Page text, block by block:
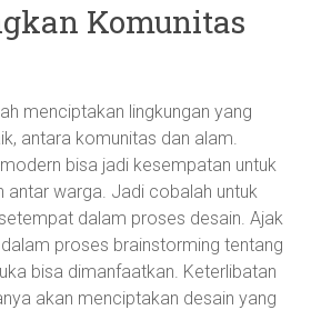
Komunitas
menciptakan lingkungan yang
antara komunitas dan alam.
bisa jadi kesempatan untuk
antar warga. Jadi cobalah untuk
dalam proses desain. Ajak
proses brainstorming tentang
bisa dimanfaatkan. Keterlibatan
akan menciptakan desain yang